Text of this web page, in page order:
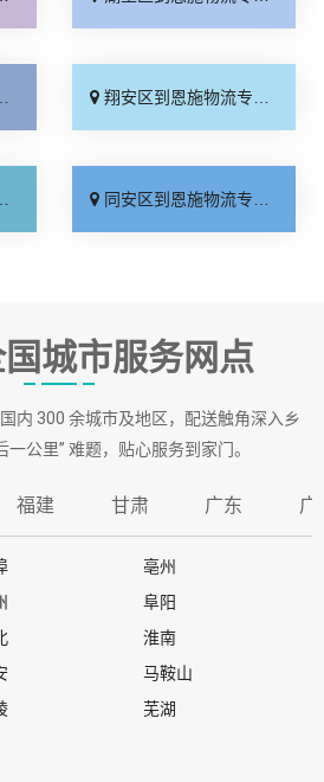
翔安区到恩施物流专线_快运直达「快运有保障」
同安区到恩施物流专线_全境配送「定点发车」
城市服务网点
内 300 余城市及地区，配送触角深入乡
一公里” 难题，贴心服务到家门。
福建 甘肃 广东 广
亳州
阜阳
淮南
马鞍山
芜湖